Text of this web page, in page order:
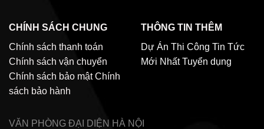
CHÍNH SÁCH CHUNG
Chính sách thanh toán
Chính sách vận chuyển
Chính sách bảo mật Chính
sách bảo hành
THÔNG TIN THÊM
Dự Án Thi Công Tin Tức
Mới Nhất Tuyển dụng
VĂN PHÒNG ĐẠI DIỆN HÀ NỘI